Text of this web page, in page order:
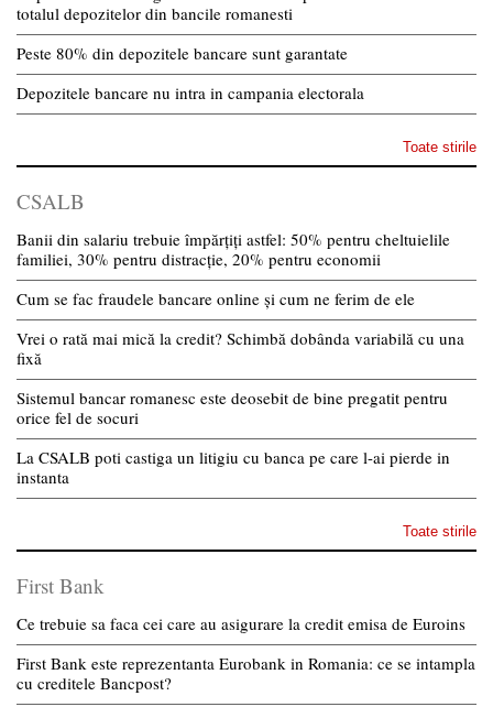
totalul depozitelor din bancile romanesti
Peste 80% din depozitele bancare sunt garantate
Depozitele bancare nu intra in campania electorala
Toate stirile
CSALB
Banii din salariu trebuie împărțiți astfel: 50% pentru cheltuielile
familiei, 30% pentru distracție, 20% pentru economii
Cum se fac fraudele bancare online și cum ne ferim de ele
Vrei o rată mai mică la credit? Schimbă dobânda variabilă cu una
fixă
Sistemul bancar romanesc este deosebit de bine pregatit pentru
orice fel de socuri
La CSALB poti castiga un litigiu cu banca pe care l-ai pierde in
instanta
Toate stirile
First Bank
Ce trebuie sa faca cei care au asigurare la credit emisa de Euroins
First Bank este reprezentanta Eurobank in Romania: ce se intampla
cu creditele Bancpost?